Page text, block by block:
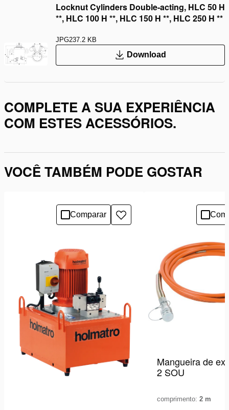
Locknut Cylinders Double-acting, HLC 50 H
**, HLC 100 H **, HLC 150 H **, HLC 250 H **
JPG237.2 KB
Download
COMPLETE A SUA EXPERIÊNCIA
COM ESTES ACESSÓRIOS.
VOCÊ TAMBÉM PODE GOSTAR
Comparar
Adicionar
à
Mangueira de
2 SOU
comprimento: 2 m